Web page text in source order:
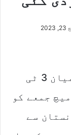
پاکستان اور افغانستان کےدرمیان 3 ٹی
جمعے کو
سے